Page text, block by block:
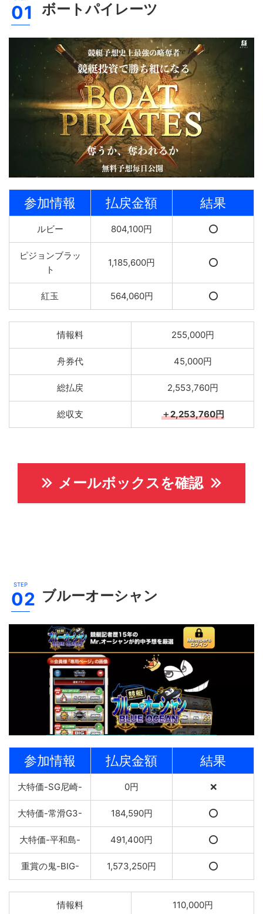
ボートパイレーツ
参加情報 払戻金額 結果
ルビー 804,100円 ⭕️
ピジョンブラッ
ト
1,185,600円 ⭕️
紅玉 564,060円 ⭕️
情報料 255,000円
舟券代 45,000円
総払戻 2,553,760円
総収支 ＋2,253,760円
メールボックスを確認
ブルーオーシャン
参加情報 払戻金額 結果
大特価-SG尼崎- 0円 ❌
大特価-常滑G3- 184,590円 ⭕️
大特価-平和島- 491,400円 ⭕️
重賞の鬼-BIG- 1,573,250円 ⭕️
情報料 110,000円